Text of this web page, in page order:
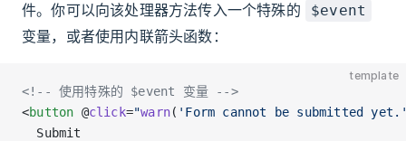
件。你可以向该处理器方法传入一个特殊的
$event
变量，或者使用内联箭头函数：
template
<!-- 使用特殊的 $event 变量 -->
<button @click="warn( 'Form cannot be submitted
  Submit